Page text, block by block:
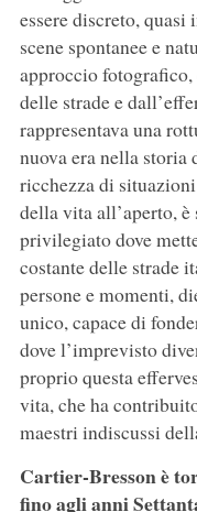
essere discreto,
scene spontanee e
approccio
delle strade e
rappresentava una
nuova era nella storia
ricchezza di
della vita all’aperto,
privilegiato dove
costante delle strade
persone e momenti,
unico, capace di
dove l’imprevisto
proprio questa
vita, che ha
maestri indiscussi
Cartier-Bresson è
fino agli anni